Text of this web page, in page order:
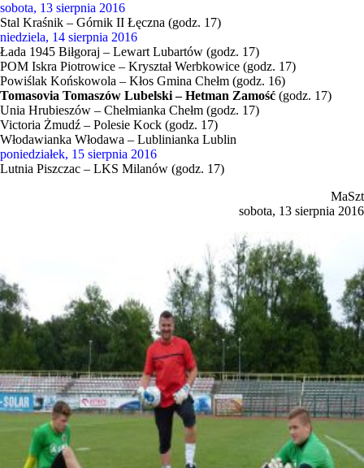
sobota, 13 sierpnia 2016
Stal Kraśnik – Górnik II Łęczna (godz. 17)
niedziela, 14 sierpnia 2016
Łada 1945 Biłgoraj – Lewart Lubartów (godz. 17)
POM Iskra Piotrowice – Kryształ Werbkowice (godz. 17)
Powiślak Końskowola – Kłos Gmina Chełm (godz. 16)
Tomasovia Tomaszów Lubelski – Hetman Zamość (godz. 17)
Unia Hrubieszów – Chełmianka Chełm (godz. 17)
Victoria Żmudź – Polesie Kock (godz. 17)
Włodawianka Włodawa – Lublinianka Lublin
poniedziałek, 15 sierpnia 2016
Lutnia Piszczac – LKS Milanów (godz. 17)
MaSzt
sobota, 13 sierpnia 2016